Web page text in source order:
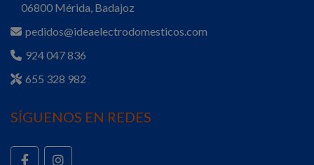
06800 Mérida, Badajoz
pedidos@ideaelectrodomesticos.com
924 047 836
655 328 982
SÍGUENOS EN REDES